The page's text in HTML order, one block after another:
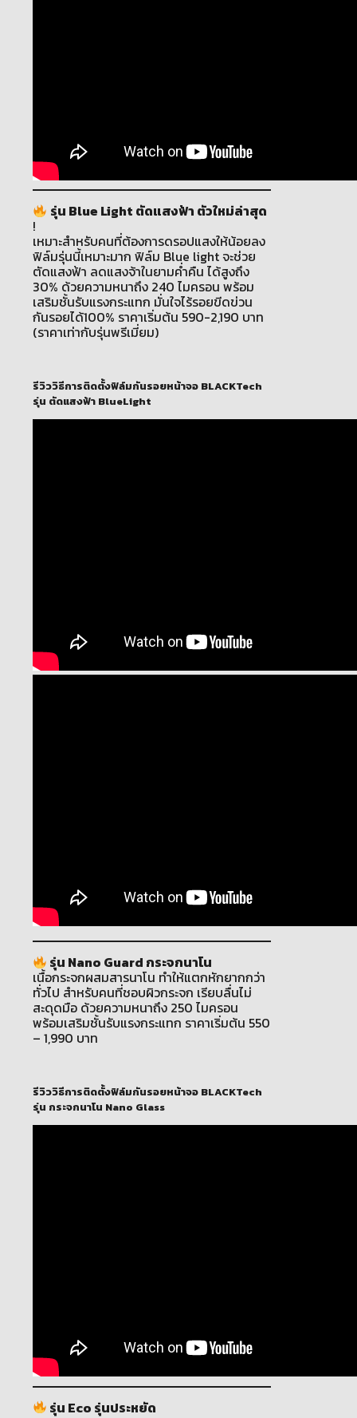
รุ่น Blue Light ตัดแสงฟ้า ตัวใหม่ล่าสุด
!
เหมาะสำหรับคนที่ต้องการดรอปแสงให้น้อยลง
ฟิล์มรุ่นนี้เหมาะมาก ฟิล์ม Blue light จะช่วย
ตัดแสงฟ้า ลดแสงจ้าในยามค่ำคืน ได้สูงถึง
30% ด้วยความหนาถึง 240 ไมครอน พร้อม
เสริมชั้นรับแรงกระแทก มั่นใจไร้รอยขีดข่วน
กันรอยได้100% ราคาเริ่มต้น 590-2,190 บาท
(ราคาเท่ากับรุ่นพรีเมี่ยม)
รีวิววิธีการติดตั้งฟิล์มกันรอยหน้าจอ BLACKTech
รุ่น ตัดแสงฟ้า BlueLight
รุ่น Nano Guard กระจกนาโน
เนื้อกระจกผสมสารนาโน ทำให้แตกหักยากกว่า
ทั่วไป สำหรับคนที่ชอบผิวกระจก เรียบลื่นไม่
สะดุดมือ ด้วยความหนาถึง 250 ไมครอน
พร้อมเสริมชั้นรับแรงกระแทก ราคาเริ่มต้น 550
– 1,990 บาท
รีวิววิธีการติดตั้งฟิล์มกันรอยหน้าจอ BLACKTech
รุ่น กระจกนาโน Nano Glass
รุ่น Eco รุ่นประหยัด